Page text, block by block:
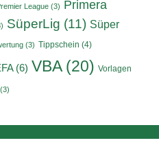
League (3) Primera
SüperLig (11) Süper
(3) Tippschein (4)
(6) VBA(20) Vorlagen
(3)